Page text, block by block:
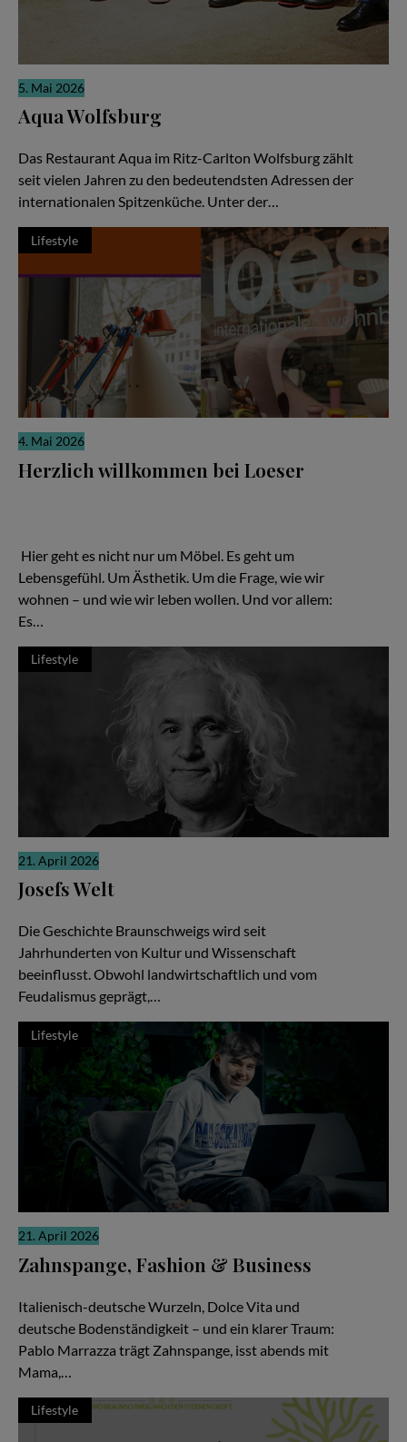
5. Mai 2026
Aqua Wolfsburg
Das Restaurant Aqua im Ritz-Carlton Wolfsburg zählt
seit vielen Jahren zu den bedeutendsten Adressen der
internationalen Spitzenküche. Unter der…
Lifestyle
4. Mai 2026
Herzlich willkommen bei Loeser
Hier geht es nicht nur um Möbel. Es geht um
Lebensgefühl. Um Ästhetik. Um die Frage, wie wir
wohnen – und wie wir leben wollen. Und vor allem:
Es…
Lifestyle
21. April 2026
Josefs Welt
Die Geschichte Braunschweigs wird seit
Jahrhunderten von Kultur und Wissenschaft
beeinflusst. Obwohl landwirtschaftlich und vom
Feudalismus geprägt,…
Lifestyle
21. April 2026
Zahnspange, Fashion & Business
Italienisch-deutsche Wurzeln, Dolce Vita und
deutsche Bodenständigkeit – und ein klarer Traum:
Pablo Marrazza trägt Zahnspange, isst abends mit
Mama,…
Lifestyle